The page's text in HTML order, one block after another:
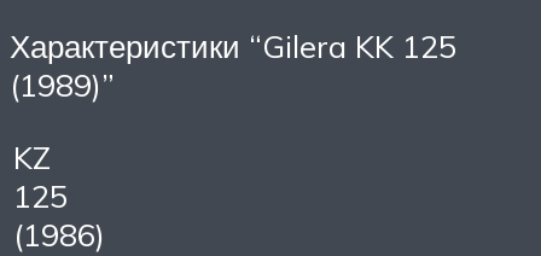
Характеристики “Gilera KK 125
(1989)”
KZ
125
(1986)